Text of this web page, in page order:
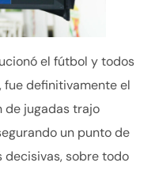
el fútbol y todos
definitivamente el
de jugadas trajo
un punto de
decisivas, sobre todo